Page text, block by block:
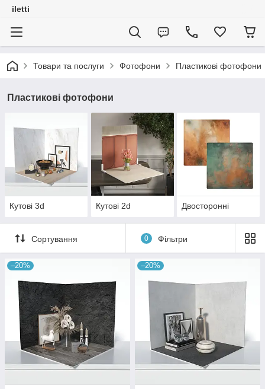
iletti
Товари та послуги Фотофони Пластикові фотофони
Пластикові фотофони
Кутові 3d Кутові 2d Двосторонні
Сортування 0 Фільтри
–20% –20%